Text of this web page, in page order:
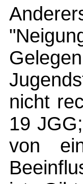
nicht
19
von